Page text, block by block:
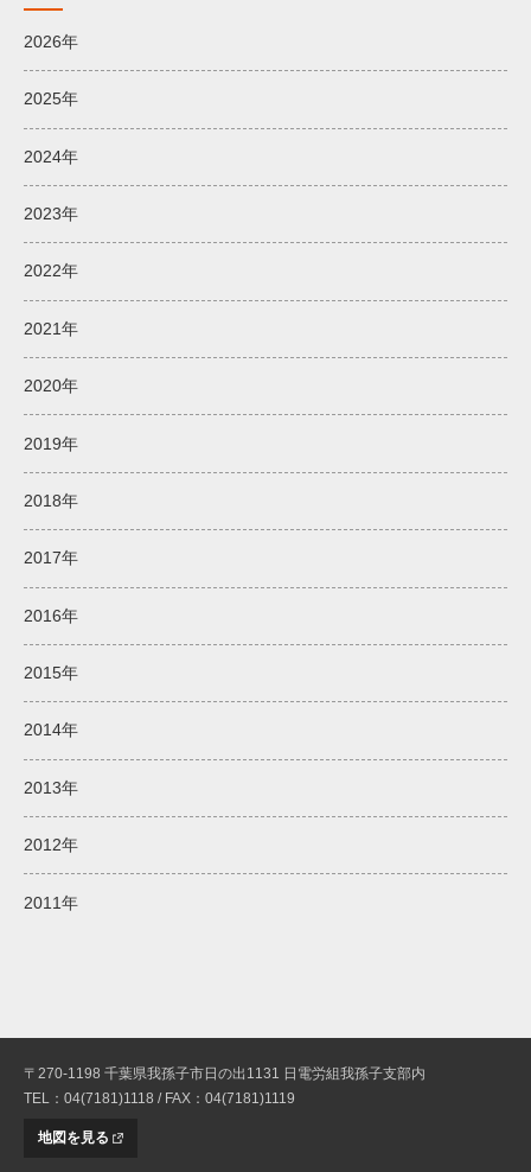
2026年
2025年
2024年
2023年
2022年
2021年
2020年
2019年
2018年
2017年
2016年
2015年
2014年
2013年
2012年
2011年
〒270-1198 千葉県我孫子市日の出1131 日電労組我孫子支部内
TEL：04(7181)1118 / FAX：04(7181)1119
地図を見る